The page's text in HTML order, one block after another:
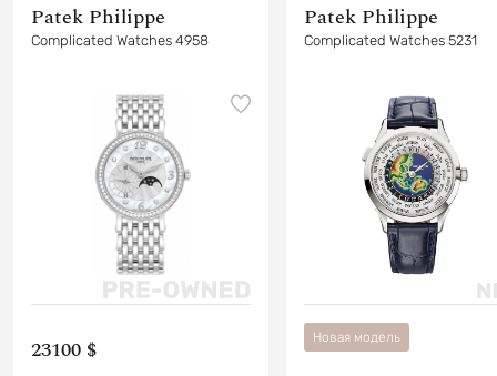
Patek Philippe
Complicated Watches 4958
23100 $
Patek Philippe
Complicated Watches 5231
Новая модель